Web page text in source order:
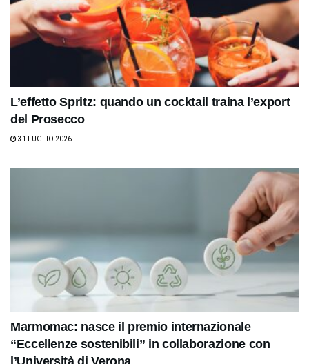
L’effetto Spritz: quando un cocktail traina l’export
del Prosecco
31 LUGLIO 2026
Marmomac: nasce il premio internazionale
“Eccellenze sostenibili” in collaborazione con
l’Università di Verona